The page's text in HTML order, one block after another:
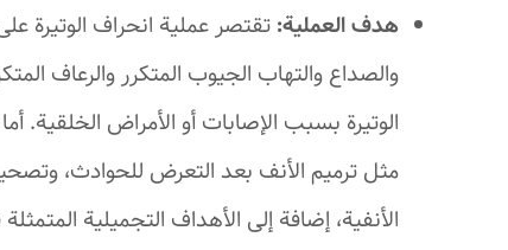
هدف العملية: تقتصر عملية انحراف الوتيرة
والصداع والتهاب الجيوب المتكرر والرعاف
الوتيرة بسبب الإصابات أو الأمراض
مثل ترميم الأنف بعد التعرض للحوادث،
الأنفية، إضافة إلى الأهداف التجميلية